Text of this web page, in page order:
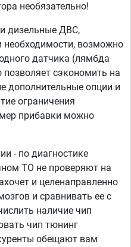
необязательно!
дизельные ДВС,
необходимости, возможно
датчика (лямбда
сэкономить на
дополнительные опции и
ограничения
прибавки можно
- по диагностике
ТО не проверяют на
и целенаправленно
и сравнивать ее с
наличие чип
чип тюнинг
обещают вам